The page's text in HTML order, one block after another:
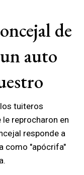
de
auto
tuiteros
reprocharon en
responde a
como "apócrifa"